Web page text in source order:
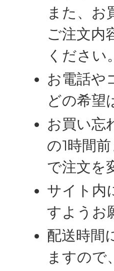
また、お
ご注文内
ください
お電話や
どの希望
お買い忘
の1時間
で注文を
サイト内
すようお
配送時間
ますので